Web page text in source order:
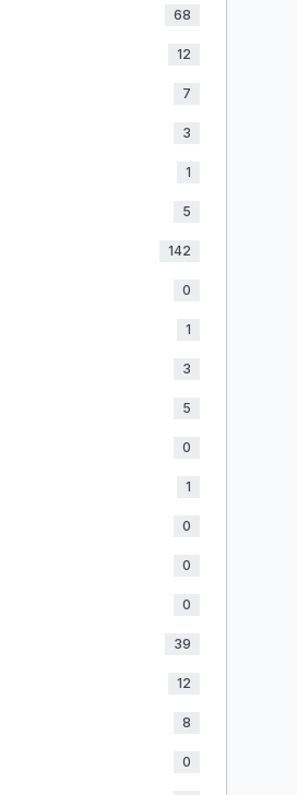
68
12
7
3
1
5
142
0
1
3
5
0
1
0
0
0
39
12
8
0